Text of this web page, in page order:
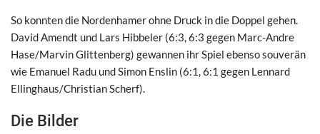
So konnten die Nordenhamer ohne Druck in die Doppel gehen.
David Amendt und Lars Hibbeler (6:3, 6:3 gegen Marc-Andre
Hase/Marvin Glittenberg) gewannen ihr Spiel ebenso souverän
wie Emanuel Radu und Simon Enslin (6:1, 6:1 gegen Lennard
Ellinghaus/Christian Scherf).
Die Bilder